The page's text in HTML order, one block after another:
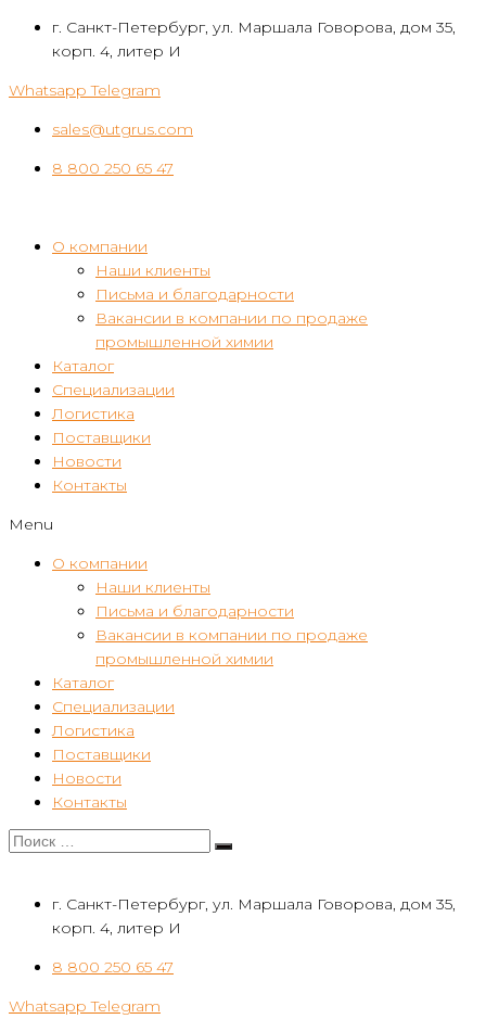
Перейтиг. Санкт-Петербург, ул. Маршала Говорова, дом 35,
корп. 4, литер И
Whatsapp Telegram
sales@utgrus.com
8 800 250 65 47
О компании
Наши клиенты
Письма и благодарности
Вакансии в компании по продаже
промышленной химии
Каталог
Специализации
Логистика
Поставщики
Новости
Контакты
Menu
О компании
Наши клиенты
Письма и благодарности
Вакансии в компании по продаже
промышленной химии
Каталог
Специализации
Логистика
Поставщики
Новости
Контакты
г. Санкт-Петербург, ул. Маршала Говорова, дом 35,
корп. 4, литер И
8 800 250 65 47
Whatsapp Telegram